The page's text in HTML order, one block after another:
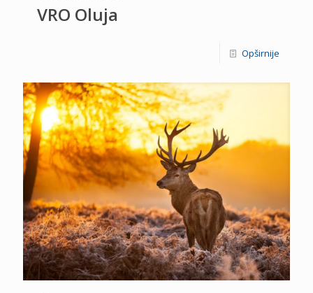
VRO Oluja
Opširnije